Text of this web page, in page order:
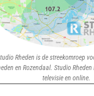
Rheden is de streekomroep
en Rozendaal. Studio
televisie en online.